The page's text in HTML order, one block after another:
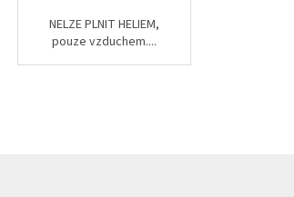
NELZE PLNIT HELIEM,
pouze vzduchem....